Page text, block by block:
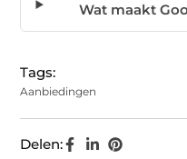
Wat maakt
Tags:
Aanbiedingen
Delen: